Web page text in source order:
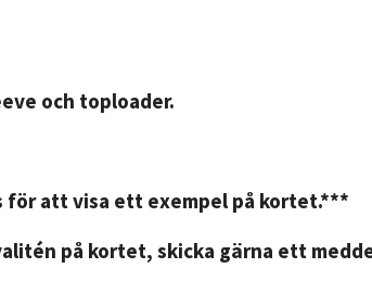
och toploader.
för att visa ett exempel på kortet.***
på kortet, skicka gärna ett